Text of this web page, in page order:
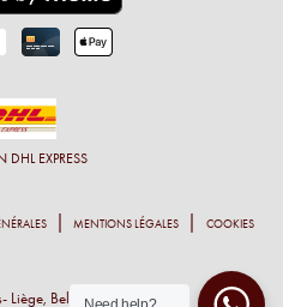
DHL EXPRESS
MENTIONS LÉGALES COOKIES
Belgique - Tous droits